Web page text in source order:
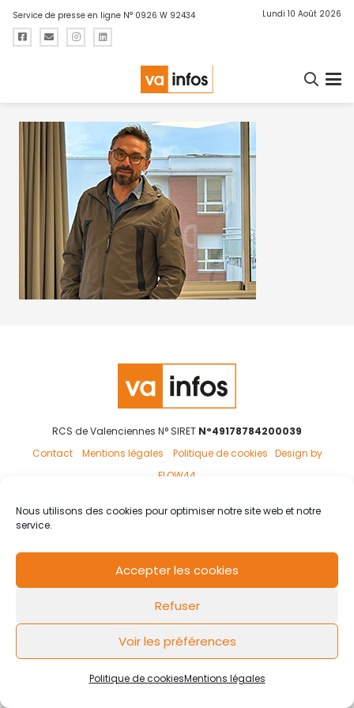
Nous utilisons des cookies pour optimiser notre site web et notre
service.
Accepter les cookies
Refuser
Voir les préférences
Politique de cookiesMentions légales
Service de presse en ligne N° 0926 W 92434 Lundi 10 Août 2026
RCS de Valenciennes N° SIRET N°49178784200039
Contact
Mentions légales Politique de cookies Design by
FLOW44